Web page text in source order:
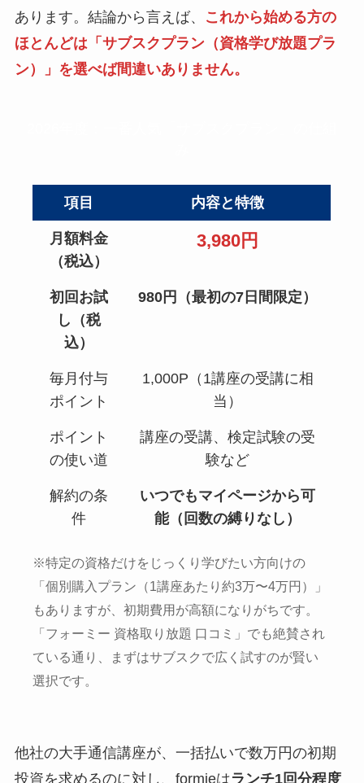
あります。結論から言えば、
これから始める方の
ほとんどは「サブスクプラン（資格学び放題プラ
ン）」を選べば間違いありません。
項目 内容と特徴
月額料金
（税込）
3,980円
初回お試
し（税
込）
980円（最初の7日間限定）
毎月付与
ポイント
1,000P（1講座の受講に相
当）
ポイント
の使い道
講座の受講、検定試験の受
験など
解約の条
件
いつでもマイページから可
能（回数の縛りなし）
※特定の資格だけをじっくり学びたい方向けの
「個別購入プラン（1講座あたり約3万〜4万円）」
もありますが、初期費用が高額になりがちです。
「フォーミー 資格取り放題 口コミ」でも絶賛され
ている通り、まずはサブスクで広く試すのが賢い
選択です。
他社の大手通信講座が、一括払いで数万円の初期
投資を求めるのに対し、formieはランチ1回分程度